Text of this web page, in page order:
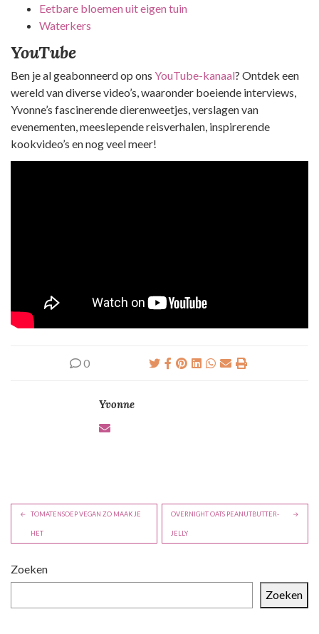
Eetbare bloemen uit eigen tuin
Waterkers
YouTube
Ben je al geabonneerd op ons YouTube-kanaal? Ontdek een
wereld van diverse video’s, waaronder boeiende interviews,
Yvonne’s fascinerende dierenweetjes, verslagen van
evenementen, meeslepende reisverhalen, inspirerende
kookvideo’s en nog veel meer!
0
Yvonne
B
i
h
TOMATENSOEP VEGAN ZO MAAK JE
HET
OVERNIGHT OATS PEANUTBUTTER-
JELLY
Zoeken
Zoeken